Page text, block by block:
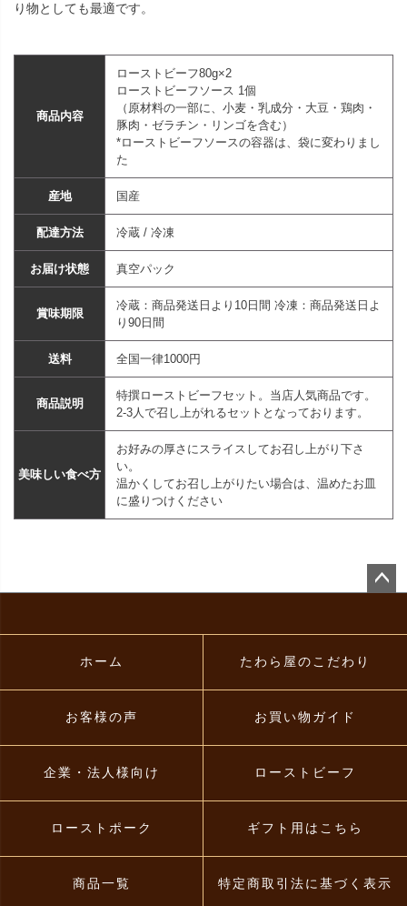
り物としても最適です。
商品内容
ローストビーフ80g×2
ローストビーフソース 1個
（原材料の一部に、小麦・乳成分・大豆・鶏肉・
豚肉・ゼラチン・リンゴを含む）
*ローストビーフソースの容器は、袋に変わりまし
た
産地 国産
配達方法 冷蔵 / 冷凍
お届け状態 真空パック
賞味期限
冷蔵：商品発送日より10日間 冷凍：商品発送日よ
り90日間
送料 全国一律1000円
商品説明
特撰ローストビーフセット。当店人気商品です。
2-3人で召し上がれるセットとなっております。
美味しい食べ方
お好みの厚さにスライスしてお召し上がり下さ
い。
温かくしてお召し上がりたい場合は、温めたお皿
に盛りつけください
ホーム たわら屋のこだわり
お客様の声 お買い物ガイド
企業・法人様向け ローストビーフ
ローストポーク ギフト用はこちら
商品一覧 特定商取引法に基づく表示